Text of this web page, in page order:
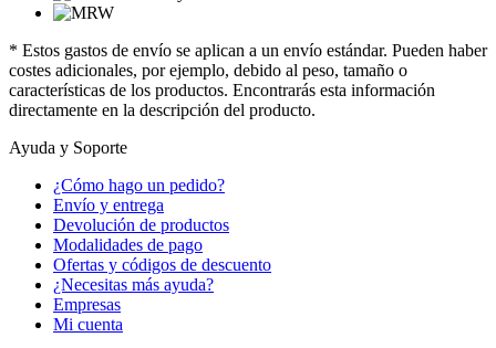
* Estos gastos de envío se aplican a un envío estándar. Pueden haber
costes adicionales, por ejemplo, debido al peso, tamaño o
características de los productos. Encontrarás esta información
directamente en la descripción del producto.
Ayuda y Soporte
¿Cómo hago un pedido?
Envío y entrega
Devolución de productos
Modalidades de pago
Ofertas y códigos de descuento
¿Necesitas más ayuda?
Empresas
Mi cuenta